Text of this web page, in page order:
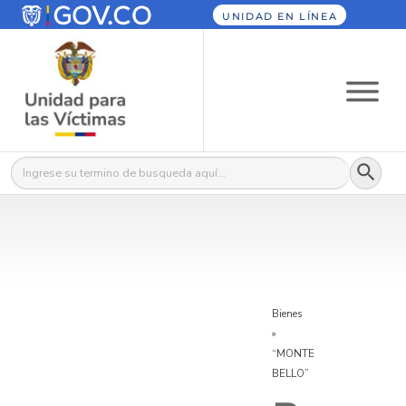
UNIDAD EN LÍNEA
Buscar: Botón
Bienes
»
“MONTE
BELLO”